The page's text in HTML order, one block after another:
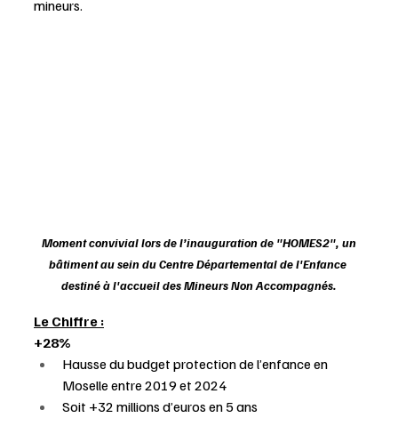
mineurs.
Moment convivial lors de l’inauguration de "HOMES2", un
bâtiment au sein du Centre Départemental de l'Enfance
destiné à l'accueil des Mineurs Non Accompagnés.
Le Chiffre :
+28%
Hausse du budget protection de l’enfance en
Moselle entre 2019 et 2024
Soit +32 millions d’euros en 5 ans